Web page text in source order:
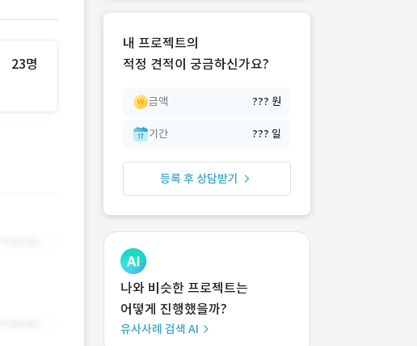
23명
내 프로젝트의
적정 견적이 궁금하신가요?
금액 ??? 원
기간 ??? 일
등록 후 상담받기
나와 비슷한 프로젝트는
어떻게 진행했을까?
유사사례 검색 AI